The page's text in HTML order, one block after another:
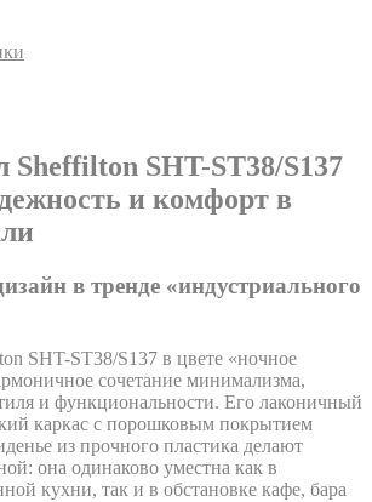
Sheffilton SHT-ST38/S137
и комфорт в
в тренде «индустриального
SHT-ST38/S137 в цвете «ночное
сочетание минимализма,
и функциональности. Его лаконичный
каркас с порошковым покрытием
из прочного пластика делают
она одинаково уместна как в
кухни, так и в обстановке кафе, бара